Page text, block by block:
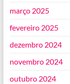
março 2025
fevereiro 2025
dezembro 2024
novembro 2024
outubro 2024